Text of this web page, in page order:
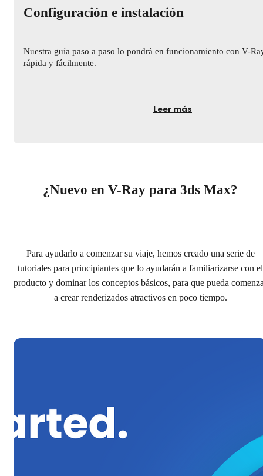
Configuración e instalación
Nuestra guía paso a paso lo pondrá en funcionamiento con V-
rápida y fácilmente.
Leer más
¿Nuevo en V-Ray para 3ds Max?
Para ayudarlo a comenzar su viaje, hemos creado una serie de
tutoriales para principiantes que lo ayudarán a familiarizarse con el
producto y dominar los conceptos básicos, para que pueda
a crear renderizados atractivos en poco tiempo.